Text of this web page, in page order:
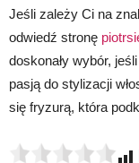
Jeśli zależy Ci na
odwiedź stronę
doskonały wybór,
pasją do stylizacji
się fryzurą, która